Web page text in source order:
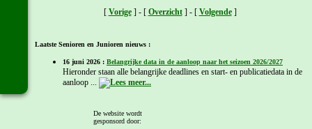
[ Vorige] - [ Overzicht] - [ Volgende]
Laatste Senioren en Junioren nieuws :
16 juni 2026 : Belangrijke data in de aanloop naar het seizoen 2026/2027
Hieronder staan alle belangrijke deadlines en start- en publicatiedata in de
aanloop ...
2026/'27 bekend'
Probeer hier rekening mee te houden met plannen van je
De website wordt
gesponsord door: